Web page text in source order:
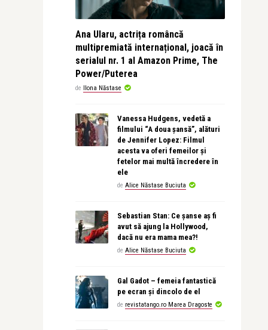
Ana Ularu, actrița româncă
multipremiată internațional, joacă în
serialul nr. 1 al Amazon Prime, The
Power/Puterea
de Ilona Năstase
Vanessa Hudgens, vedetă a
filmului “A doua șansă”, alături
de Jennifer Lopez: Filmul
acesta va oferi femeilor și
fetelor mai multă încredere în
ele
de Alice Năstase Buciuta
Sebastian Stan: Ce șanse aș fi
avut să ajung la Hollywood,
dacă nu era mama mea?!
de Alice Năstase Buciuta
Gal Gadot – femeia fantastică
pe ecran și dincolo de el
de revistatango.ro Marea Dragoste